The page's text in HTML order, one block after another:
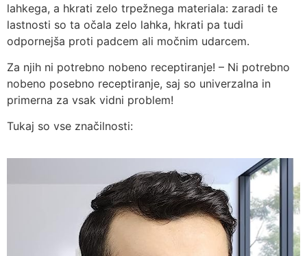
lahkega, a hkrati zelo trpežnega materiala: zaradi te
lastnosti so ta očala zelo lahka, hkrati pa tudi
odpornejša proti padcem ali močnim udarcem.
Za njih ni potrebno nobeno receptiranje! – Ni potrebno
nobeno posebno receptiranje, saj so univerzalna in
primerna za vsak vidni problem!
Tukaj so vse značilnosti: